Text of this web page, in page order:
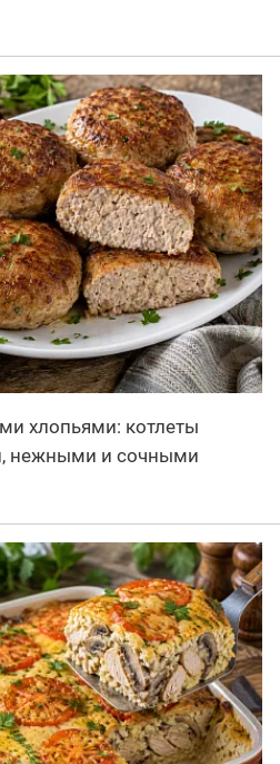
хлопьями: котлеты
нежными и сочными